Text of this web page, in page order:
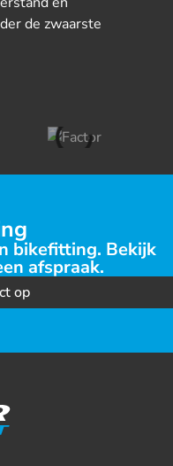
de zwaarste
bikefitting. Bekijk
afspraak.
op